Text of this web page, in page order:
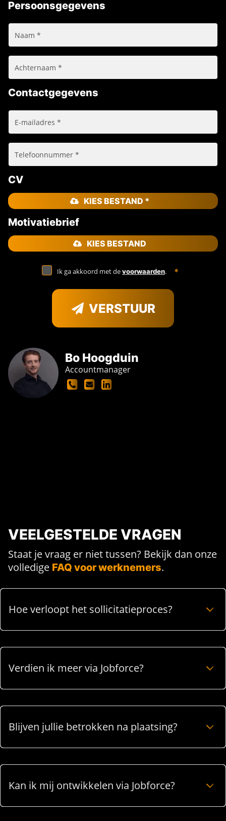
Bo Hoogduin
Accountmanager
Persoonsgegevens
Contactgegevens
CV
KIES BESTAND *
Motivatiebrief
KIES BESTAND
Ik ga akkoord met devoorwaarden.
VERSTUUR
VEELGESTELDE VRAGEN
Staat je vraag er niet tussen? Bekijk dan onze
volledige FAQ voor werknemers.
Hoe verloopt het sollicitatieproces?
Verdien ik meer via Jobforce?
Blijven jullie betrokken na plaatsing?
Kan ik mij ontwikkelen via Jobforce?